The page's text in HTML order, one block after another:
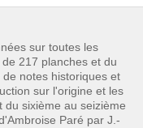
sur toutes les
217 planches et du
notes historiques et
sur l'origine et les
du sixième au seizième
Paré par J.-